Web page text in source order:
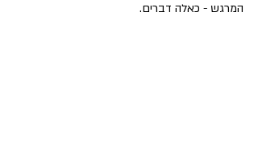
המרגש - כאלה דברים.